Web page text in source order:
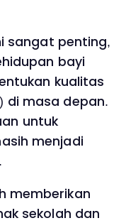
sangat penting,
bayi
kualitas
di masa depan.
untuk
menjadi
memberikan
sekolah dan